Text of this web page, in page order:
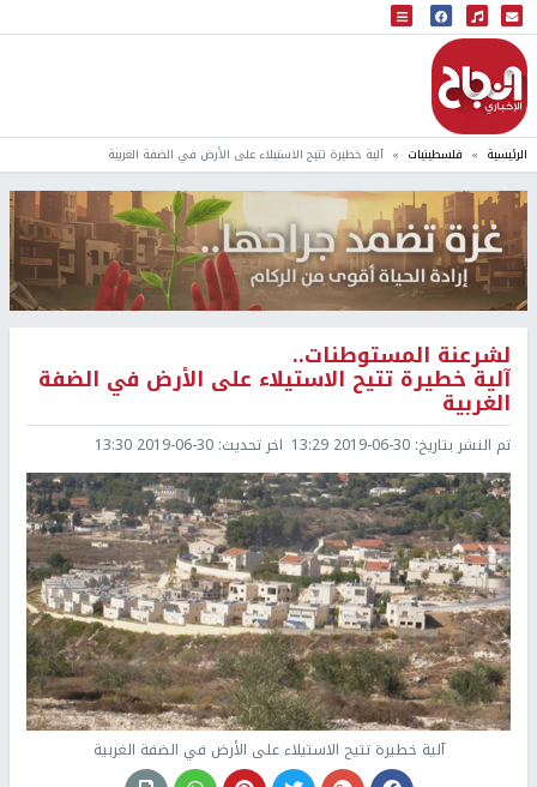
البث المباشر
إذاعة النجاح
الرئيسية فلسطينيات آلية خطيرة تتيح الاستيلاء على الأرض في الضفة الغربية
لشرعنة المستوطنات..
آلية خطيرة تتيح الاستيلاء على الأرض في الضفة
الغربية
تم النشر بتاريخ: 2019-06-30 13:29 اخر تحديث: 2019-06-30 13:30
آلية خطيرة تتيح الاستيلاء على الأرض في الضفة الغربية